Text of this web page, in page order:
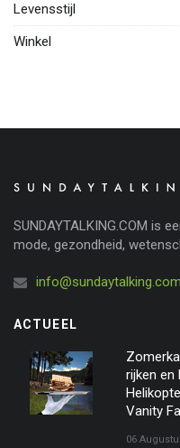
Levensstijl
Winkel
SUNDAYTALKING.COM is
mode, gezondheid,
info@sundaytalking.com
ACTUEEL
rijken en
Vanity
06